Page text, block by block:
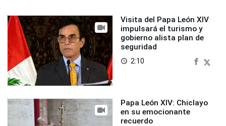
Visita del Papa León XIV
impulsará el turismo y
gobierno alista plan de
seguridad
access_time 2:10
Papa León XIV: Chiclayo
en su emocionante
recuerdo